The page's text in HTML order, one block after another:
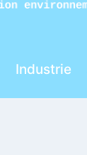
Industrie